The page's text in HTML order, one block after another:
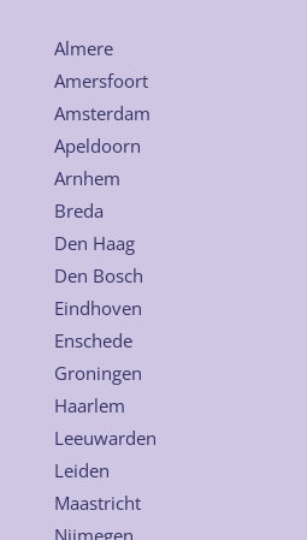
Almere
Amersfoort
Amsterdam
Apeldoorn
Arnhem
Breda
Den Haag
Den Bosch
Eindhoven
Enschede
Groningen
Haarlem
Leeuwarden
Leiden
Maastricht
Nijmegen